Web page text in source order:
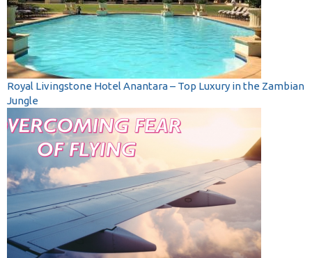
Royal Livingstone Hotel Anantara – Top Luxury in the Zambian
Jungle